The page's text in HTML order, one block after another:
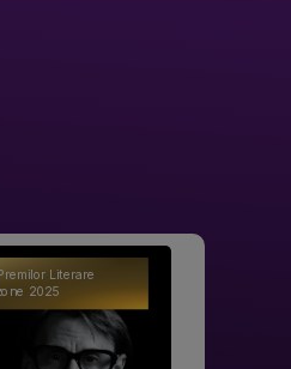
Literare
2025